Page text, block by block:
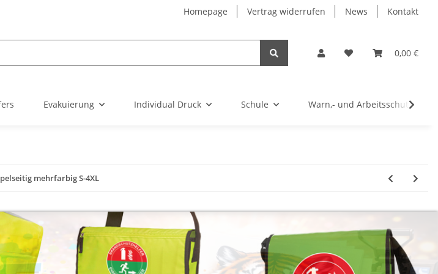
Homepage Vertrag widerrufen News Kontakt
0,00 €
Evakuierung Individual Druck Schule Warn,- und Arbeitsschutz
mehrfarbig S-4XL